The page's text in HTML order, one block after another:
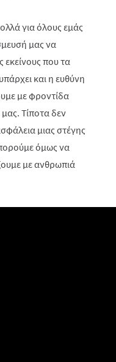
για όλους εμάς
μας να
εκείνους που τα
και η ευθύνη
με φροντίδα
Τίποτα δεν
μιας στέγης
όμως να
με ανθρωπιά